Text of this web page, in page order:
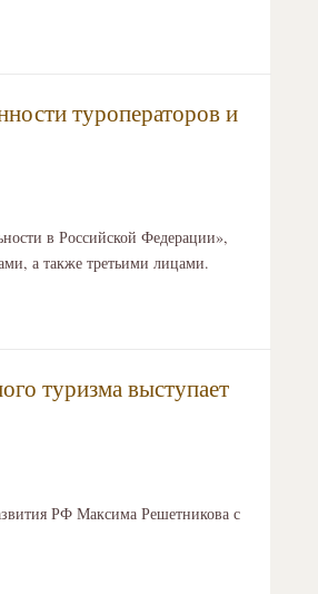
туроператоров и
в Российской Федерации»,
а также третьими лицами.
туризма выступает
РФ Максима Решетникова с